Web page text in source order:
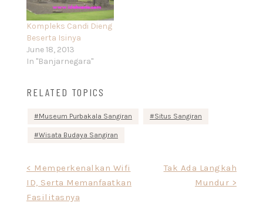
Kompleks Candi Dieng
Beserta Isinya
June 18, 2013
In "Banjarnegara"
RELATED TOPICS
Museum Purbakala Sangiran Situs Sangiran
Wisata Budaya Sangiran
navigation
< Memperkenalkan Wifi
ID, Serta Memanfaatkan
Fasilitasnya
Tak Ada Langkah
Mundur >